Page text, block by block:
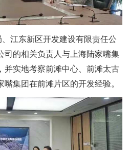
江东新区开发建设有限责任公
司的相关负责人与上海陆家嘴集
并实地考察前滩中心、前滩太古
集团在前滩片区的开发经验。